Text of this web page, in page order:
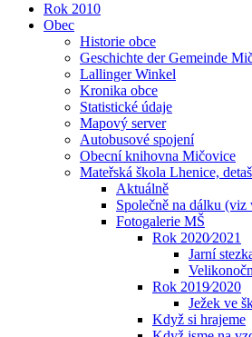
Rok 2010
Obec
Historie obce
Geschichte der Gemeinde
Lallinger Winkel
Kronika obce
Statistické údaje
Mapový server
Autobusové spojení
Obecní knihovna Mičovice
Mateřská škola Lhenice,
Aktuálně
Společně na dálku
Fotogalerie MŠ
Rok 2020⁄2021
Jarní
Rok 2019⁄2020
Ježek ve
Když si hrajeme